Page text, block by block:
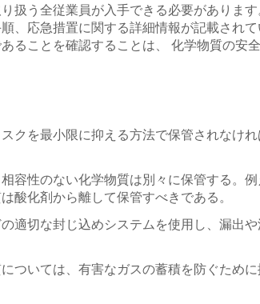
扱う全従業員が入手できる必要がありま
、応急措置に関する詳細情報が記載され
ることを確認することは、 化学物質の安
クを最小限に抑える方法で保管されなけ
容性のない化学物質は別々に保管する。
酸化剤から離して保管すべきである。
適切な封じ込めシステムを使用し、漏出
ついては、有害なガスの蓄積を防ぐため